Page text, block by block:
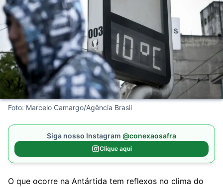
Foto: Marcelo Camargo/Agência Brasil
Siga nosso Instagram @conexaosafra
Clique aqui
O que ocorre na Antártida tem reflexos no clima do